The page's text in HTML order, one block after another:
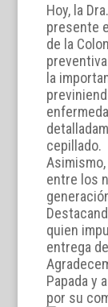
Hoy, la
presente
de la
la
cepillado.
entre los
quien
entrega
Papada y
por su